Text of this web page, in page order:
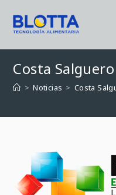
Costa Salguero
> Noticias > Costa